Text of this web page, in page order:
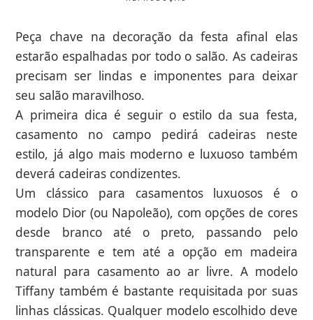
Peça chave na decoração da festa afinal elas
estarão espalhadas por todo o salão. As cadeiras
precisam ser lindas e imponentes para deixar
seu salão maravilhoso.
A primeira dica é seguir o estilo da sua festa,
casamento no campo pedirá cadeiras neste
estilo, já algo mais moderno e luxuoso também
deverá cadeiras condizentes.
Um clássico para casamentos luxuosos é o
modelo Dior (ou Napoleão), com opções de cores
desde branco até o preto, passando pelo
transparente e tem até a opção em madeira
natural para casamento ao ar livre. A modelo
Tiffany também é bastante requisitada por suas
linhas clássicas. Qualquer modelo escolhido deve